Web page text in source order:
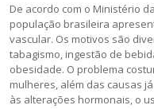
De acordo com o Ministério
população brasileira
vascular. Os motivos são
tabagismo, ingestão de
obesidade. O problema
mulheres, além das causas
às alterações hormonais, o